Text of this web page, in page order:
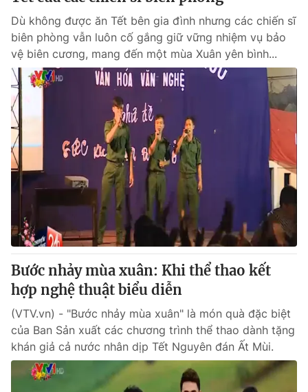
Dù không được ăn Tết bên gia đình nhưng các chiến sĩ
biên phòng vẫn luôn cố gắng giữ vững nhiệm vụ bảo
vệ biên cương, mang đến một mùa Xuân yên bình...
Bước nhảy mùa xuân: Khi thể thao kết
hợp nghệ thuật biểu diễn
(VTV.vn) - "Bước nhảy mùa xuân" là món quà đặc biệt
của Ban Sản xuất các chương trình thể thao dành tặng
khán giả cả nước nhân dịp Tết Nguyên đán Ất Mùi.